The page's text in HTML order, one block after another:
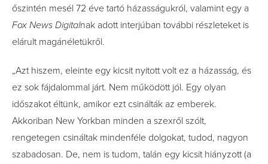
őszintén mesél 72 éve tartó házasságukról, valamint egy a
Fox News Digitalnak adott interjúban további részleteket is
elárult magánéletükről.
„Azt hiszem, eleinte egy kicsit nyitott volt ez a házasság, és
ez sok fájdalommal járt. Nem működött jól. Egy olyan
időszakot éltünk, amikor ezt csinálták az emberek.
Akkoriban New Yorkban minden a szexről szólt,
rengetegen csináltak mindenféle dolgokat, tudod, nagyon
szabadosan. De, nem is tudom, talán egy kicsit hiányzott (a